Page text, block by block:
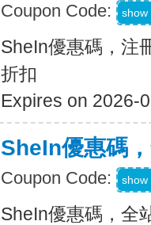
Coupon Code: show
SheIn優惠碼，注
折扣
Expires on 2026-
SheIn優惠碼
Coupon Code: show
SheIn優惠碼，全